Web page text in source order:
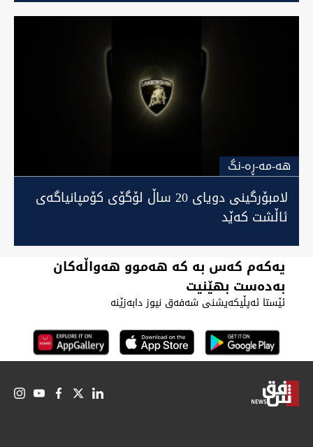
هه-مه-ڕه-نگ
لامبۆرگینی دویای 20 ساڵ لۆگۆی کۆمپانیاگەی
ئاڵشت کەێد
یەکەم کەس بە کە هەموو هەواڵەکان
بەدەست بهێنیت
ئێستا ئەپڵیکەیشنی شەفەق نیوز دابەزێنە